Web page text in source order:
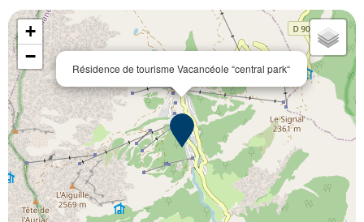
Résidence de tourisme Vacancéole “central park“
+
−